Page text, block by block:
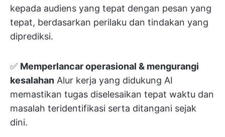
kepada audiens yang tepat dengan pesan yang
tepat, berdasarkan perilaku dan tindakan yang
diprediksi.
✅ Memperlancar operasional & mengurangi
kesalahan Alur kerja yang didukung AI
memastikan tugas diselesaikan tepat waktu dan
masalah teridentifikasi serta ditangani sejak
dini.